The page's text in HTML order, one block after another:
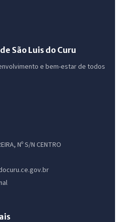
São Luis do Curu
e bem-estar de todos
Nº S/N CENTRO